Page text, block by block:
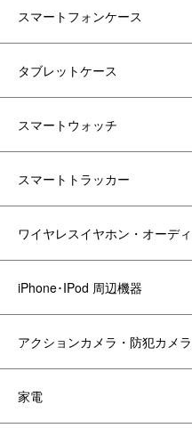
スマートフォンケース
タブレットケース
スマートウォッチ
スマートトラッカー
ワイヤレスイヤホン・オーデ
iPhone･IPod 周辺機器
アクションカメラ・防犯カメラ
家電